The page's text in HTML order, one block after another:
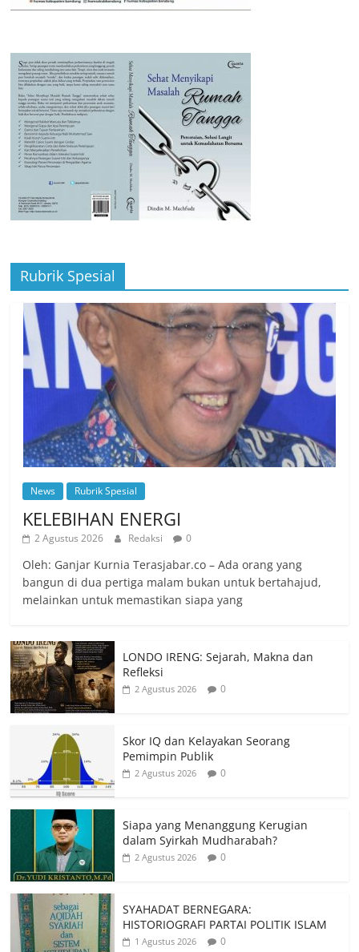
Rubrik Spesial
News Rubrik Spesial
KELEBIHAN ENERGI
2 Agustus 2026 Redaksi 0
Oleh: Ganjar Kurnia Terasjabar.co – Ada orang yang
bangun di dua pertiga malam bukan untuk bertahajud,
melainkan untuk memastikan siapa yang
LONDO IRENG: Sejarah, Makna dan
Refleksi
2 Agustus 2026 0
Skor IQ dan Kelayakan Seorang
Pemimpin Publik
2 Agustus 2026 0
Siapa yang Menanggung Kerugian
dalam Syirkah Mudharabah?
2 Agustus 2026 0
SYAHADAT BERNEGARA:
HISTORIOGRAFI PARTAI POLITIK ISLAM
1 Agustus 2026 0